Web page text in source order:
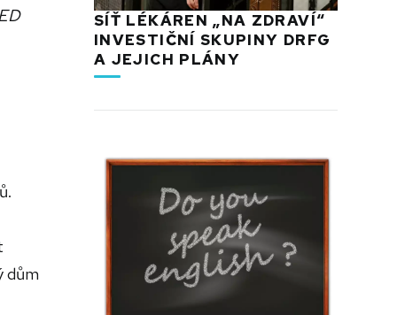
dům
SÍŤ LÉKÁREN „NA ZDRAVÍ“
INVESTIČNÍ SKUPINY DRFG
A JEJICH PLÁNY